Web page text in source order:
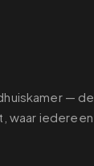
— de
waar iedereen